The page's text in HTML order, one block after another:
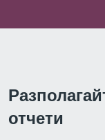
отчети